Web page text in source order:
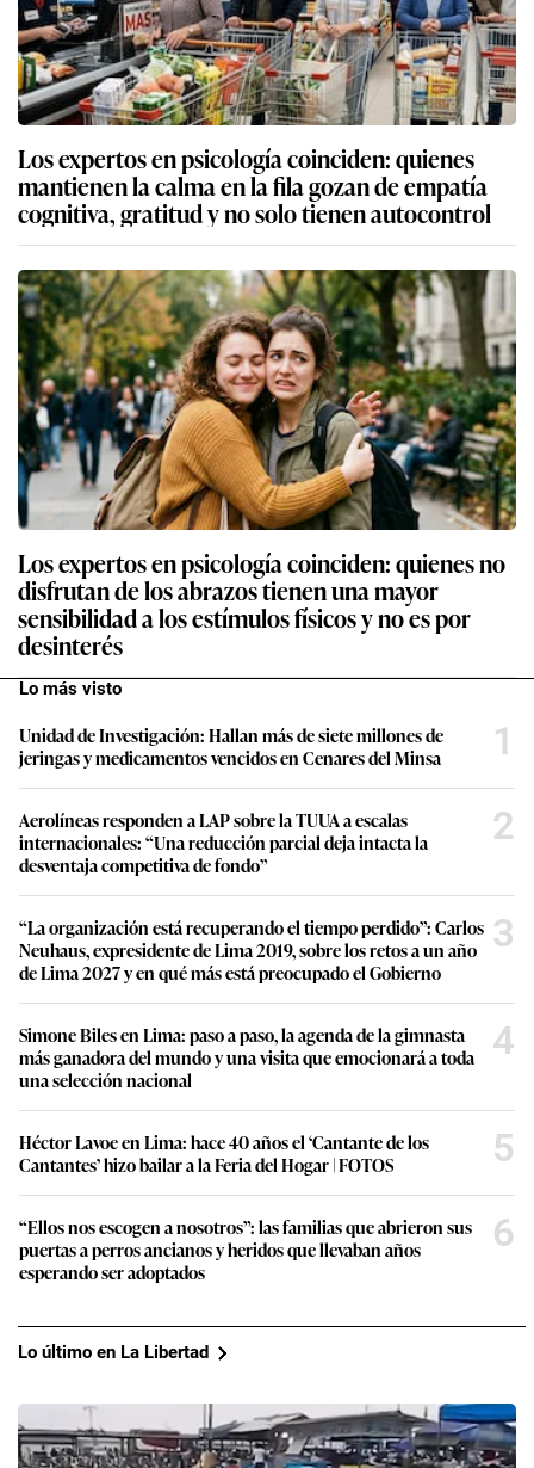
Los expertos en psicología coinciden: quienes
mantienen la calma en la fila gozan de empatía
cognitiva, gratitud y no solo tienen autocontrol
Los expertos en psicología coinciden: quienes no
disfrutan de los abrazos tienen una mayor
sensibilidad a los estímulos físicos y no es por
desinterés
Lo más visto
Unidad de Investigación: Hallan más de siete millones de
jeringas y medicamentos vencidos en Cenares del Minsa
1
Aerolíneas responden a LAP sobre la TUUA a escalas
internacionales: “Una reducción parcial deja intacta la
desventaja competitiva de fondo”
2
“La organización está recuperando el tiempo perdido”: Carlos
Neuhaus, expresidente de Lima 2019, sobre los retos a un año
de Lima 2027 y en qué más está preocupado el Gobierno
3
Simone Biles en Lima: paso a paso, la agenda de la gimnasta
más ganadora del mundo y una visita que emocionará a toda
una selección nacional
4
Héctor Lavoe en Lima: hace 40 años el ‘Cantante de los
Cantantes’ hizo bailar a la Feria del Hogar | FOTOS
5
“Ellos nos escogen a nosotros”: las familias que abrieron sus
puertas a perros ancianos y heridos que llevaban años
esperando ser adoptados
6
Lo último en La Libertad